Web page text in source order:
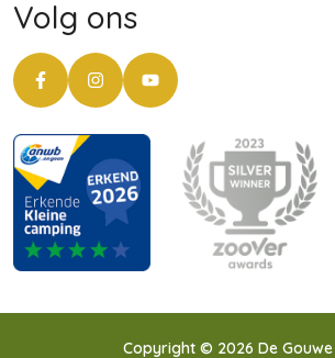
Volg ons
Copyright © 2026 De Gouwe